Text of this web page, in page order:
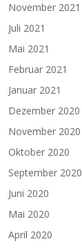
November 2021
Juli 2021
Mai 2021
Februar 2021
Januar 2021
Dezember 2020
November 2020
Oktober 2020
September 2020
Juni 2020
Mai 2020
April 2020